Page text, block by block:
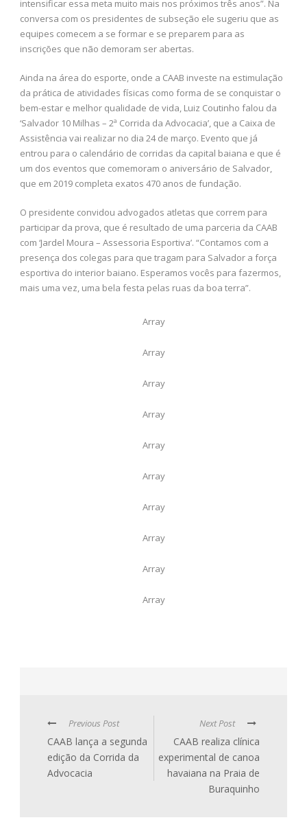
intensificar essa meta muito mais nos próximos três anos”. Na
conversa com os presidentes de subseção ele sugeriu que as
equipes comecem a se formar e se preparem para as
inscrições que não demoram ser abertas.
Ainda na área do esporte, onde a CAAB investe na estimulação
da prática de atividades físicas como forma de se conquistar o
bem-estar e melhor qualidade de vida, Luiz Coutinho falou da
‘Salvador 10 Milhas – 2ª Corrida da Advocacia’, que a Caixa de
Assistência vai realizar no dia 24 de março. Evento que já
entrou para o calendário de corridas da capital baiana e que é
um dos eventos que comemoram o aniversário de Salvador,
que em 2019 completa exatos 470 anos de fundação.
O presidente convidou advogados atletas que correm para
participar da prova, que é resultado de uma parceria da CAAB
com ‘Jardel Moura – Assessoria Esportiva’. “Contamos com a
presença dos colegas para que tragam para Salvador a força
esportiva do interior baiano. Esperamos vocês para fazermos,
mais uma vez, uma bela festa pelas ruas da boa terra”.
Array
Array
Array
Array
Array
Array
Array
Array
Array
Array
Previous Post
CAAB lança a segunda
edição da Corrida da
Advocacia
Next Post
CAAB realiza clínica
experimental de canoa
havaiana na Praia de
Buraquinho